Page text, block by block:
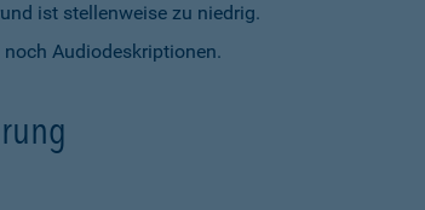
ist stellenweise zu niedrig.
Audiodeskriptionen.